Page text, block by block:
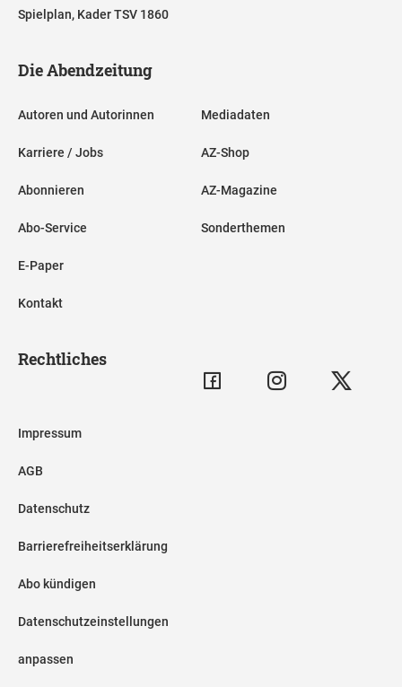
Spielplan, Kader TSV 1860
Die Abendzeitung
Autoren und Autorinnen
Karriere / Jobs
Abonnieren
Abo-Service
E-Paper
Kontakt
Mediadaten
AZ-Shop
AZ-Magazine
Sonderthemen
Rechtliches
Impressum
AGB
Datenschutz
Barrierefreiheitserklärung
Abo kündigen
Datenschutzeinstellungen
anpassen